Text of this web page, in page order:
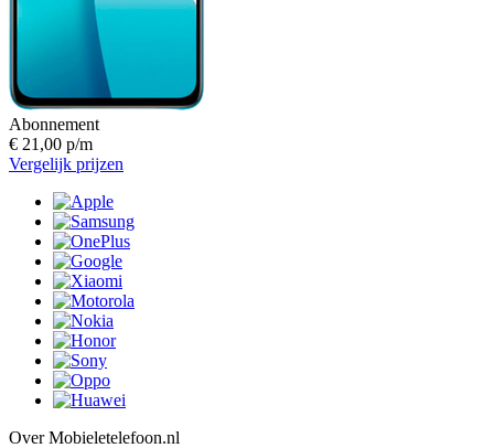
Abonnement
€ 21,00 p/m
Vergelijk prijzen
Over Mobieletelefoon.nl